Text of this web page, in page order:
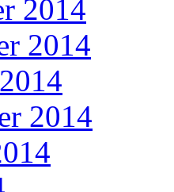
2014
2014
2014